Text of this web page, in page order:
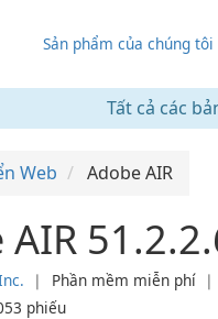
Sản phẩm của chúng tôi
Tất cả các
Web Adobe AIR
❘ Phần mềm miễn phí ❘
phiếu